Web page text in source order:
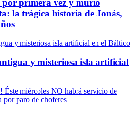
por primera vez y murió
la trágica historia de Jonás,
y misteriosa isla artificial